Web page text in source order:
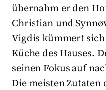
übernahm er den
Christian und
Vigdis kümmert
Küche des Hauses.
seinen Fokus auf
Die meisten